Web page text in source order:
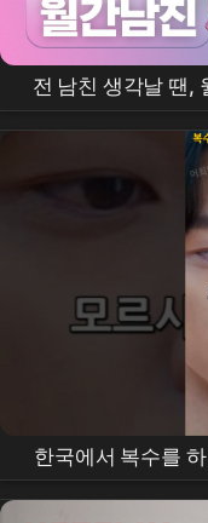
전 남친 생각날 땐,
한국에서 복수를